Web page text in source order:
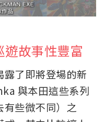
遊故事性豐富
了即將登場的新
與本田這些系列
些微不同）之